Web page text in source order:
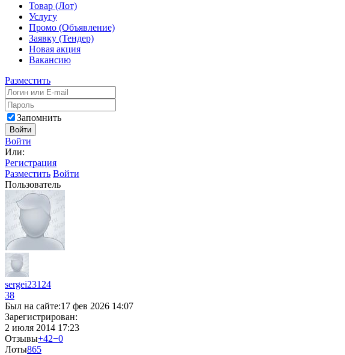
Товар (Лот)
Услугу
Промо (Объявление)
Заявку (Тендер)
Новая акция
Вакансию
Разместить
Запомнить
Войти
Войти
Или:
Регистрация
Разместить Войти
Пользователь
sergei23124
38
Был на сайте:17 фев 2026 14:07
Зарегистрирован:
2 июля 2014 17:23
Отзывы+42−0
Лоты865